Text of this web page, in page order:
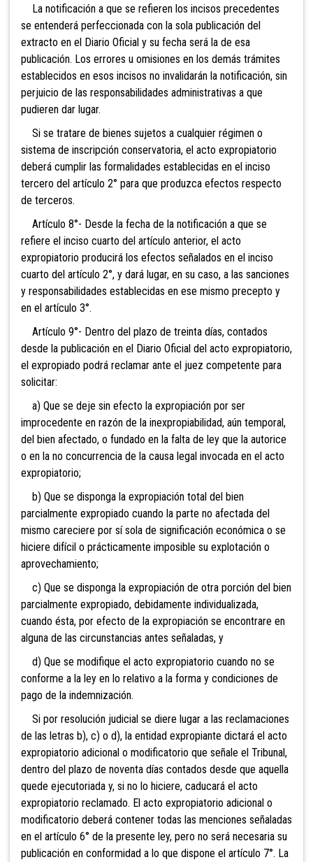
La notificación a que se refieren los incisos precedentes
se entenderá perfeccionada con la sola publicación del
extracto en el Diario Oficial y su fecha será la de esa
publicación. Los errores u omisiones en los demás trámites
establecidos en esos incisos no invalidarán la notificación, sin
perjuicio de las responsabilidades administrativas a que
pudieren dar lugar.
Si se tratare de bienes sujetos a cualquier régimen o
sistema de inscripción conservatoria, el acto expropiatorio
deberá cumplir las formalidades establecidas en el inciso
tercero del artículo 2° para que produzca efectos respecto
de terceros.
Artículo 8°- Desde la fecha de la notificación a que se
refiere el inciso cuarto del artículo anterior, el acto
expropiatorio producirá los efectos señalados en el inciso
cuarto del artículo 2°, y dará lugar, en su caso, a las sanciones
y responsabilidades establecidas en ese mismo precepto y
en el artículo 3°.
Artículo 9°- Dentro del plazo de treinta días, contados
desde la publicación en el Diario Oficial del acto expropiatorio,
el expropiado podrá reclamar ante el juez competente para
solicitar:
a) Que se deje sin efecto la expropiación por ser
improcedente en razón de la inexpropiabilidad, aún temporal,
del bien afectado, o fundado en la falta de ley que la autorice
o en la no concurrencia de la causa legal invocada en el acto
expropiatorio;
b) Que se disponga la expropiación total del bien
parcialmente expropiado cuando la parte no afectada del
mismo careciere por sí sola de significación económica o se
hiciere difícil o prácticamente imposible su explotación o
aprovechamiento;
c) Que se disponga la expropiación de otra porción del bien
parcialmente expropiado, debidamente individualizada,
cuando ésta, por efecto de la expropiación se encontrare en
alguna de las circunstancias antes señaladas, y
d) Que se modifique el acto expropiatorio cuando no se
conforme a la ley en lo relativo a la forma y condiciones de
pago de la indemnización.
Si por resolución judicial se diere lugar a las reclamaciones
de las letras b), c) o d), la entidad expropiante dictará el acto
expropiatorio adicional o modificatorio que señale el Tribunal,
dentro del plazo de noventa días contados desde que aquella
quede ejecutoriada y, si no lo hiciere, caducará el acto
expropiatorio reclamado. El acto expropiatorio adicional o
modificatorio deberá contener todas las menciones señaladas
en el artículo 6° de la presente ley, pero no será necesaria su
publicación en conformidad a lo que dispone el artículo 7°. La